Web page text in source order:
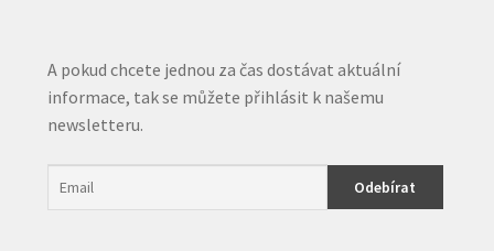
A pokud chcete jednou za čas dostávat aktuální
informace, tak se můžete přihlásit k našemu
newsletteru.